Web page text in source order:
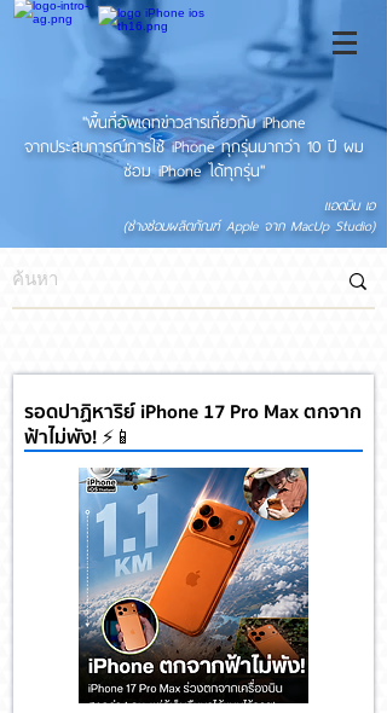
"พื้นที่อัพเดทข่าวสารเกี่ยวกับ iPhone
จากประสบการณ์การใช้ iPhone ทุกรุ่นมากว่า 10 ปี ผม
ซ่อม iPhone ได้ทุกรุ่น"
แอดมิน เอ
(ช่างซ่อมผลิตภัณฑ์ Apple จาก MacUp Studio)
รอดปาฏิหาริย์ iPhone 17 Pro Max ตกจาก
ฟ้าไม่พัง! ⚡📱